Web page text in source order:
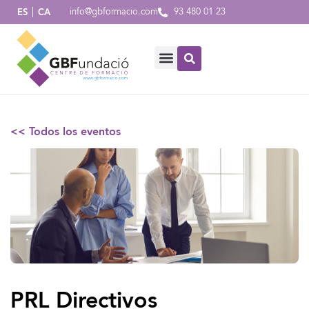
ES CA info@gbformacio.com 93 480 01 23
<< Todos los eventos
PRL Directivos